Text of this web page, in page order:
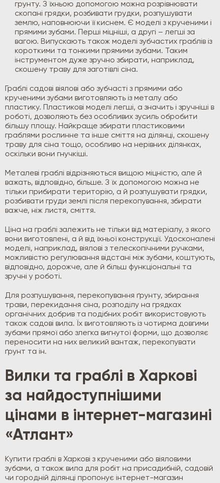
грунту. З їхньою допомогою можна розрівнювати
скопані грядки, розбивати грудки, розпушувати
землю, наповнюючи її киснем. Є моделі з крученими і
прямими зубами. Перші міцніші, а другі – легші за
вагою. Випускають також моделі зубчастих граблів із
короткими та тонкими прямими зубами. Таким
інструментом дуже зручно збирати, наприклад,
скошену траву для заготівлі сіна.
Граблі садові віялові або зубчасті з прямими або
крученими зубами виготовляють із металу або
пластику. Пластикові моделі легші, а значить і зручніші в
роботі, дозволяють без особливих зусиль обробити
більшу площу. Найкраще збирати пластиковими
граблями рослинне та інше сміття на ділянці, скошену
траву для сіна тощо, особливо на нерівних ділянках,
оскільки вони гнучкіші.
Металеві граблі відрізняються вищою міцністю, але й
важать, відповідно, більше. З їх допомогою можна не
тільки прибирати територію, а й розпушувати грядки,
розбивати груди землі після перекопування, збирати
важче, ніж листя, сміття.
Ціна на граблі залежить не тільки від матеріалу, з якого
вони виготовлені, а й від їхньої конструкції. Удосконалені
моделі, наприклад, віялові з телескопічними ручками,
можливістю регулювання відстані між зубами, коштують,
відповідно, дорожче, але й більш функціональні та
зручні у роботі.
Для розпушування, перекопування ґрунту, збирання
трави, перекидання сіна, розподілу на грядках
органічних добрив та подібних робіт використовують
також садові вила. Їх виготовляють із чотирма довгими
зубами прямої або злегка вигнутої форми, що дозволяє
переносити на них великий вантаж, перекопувати
ґрунт та ін.
Вилки та граблі в Харкові
за найдоступнішими
цінами в інтернет-магазині
«Атлант»
Купити граблі в Харкові з крученими або віяловими
зубами, а також вила для робіт на присадибній, садовій
чи городній ділянці пропонує інтернет-магазин